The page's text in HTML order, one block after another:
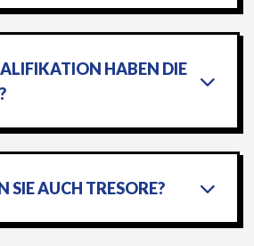
HABEN DIE
SIE AUCH TRESORE?